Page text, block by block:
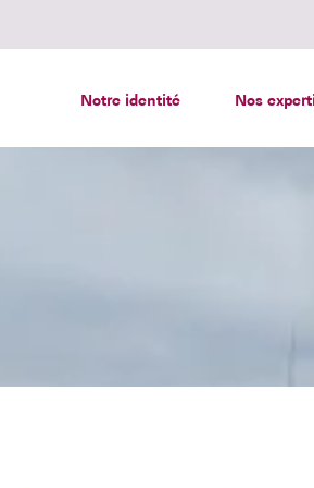
Notre identité Nos